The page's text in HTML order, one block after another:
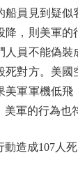
船員見到疑似
降，則美軍
人員不能偽
死對方。美
美軍軍機低飛
軍的行為也
造成107人死